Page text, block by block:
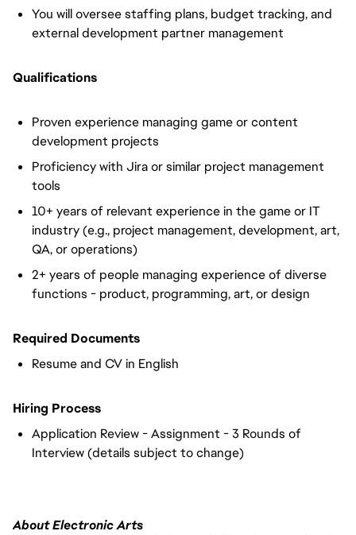
You will oversee staffing plans, budget tracking, and
external development partner management
Qualifications
Proven experience managing game or content
development projects
Proficiency with Jira or similar project management
tools
10+ years of relevant experience in the game or IT
industry (e.g., project management, development, art,
QA, or operations)
2+ years of people managing experience of diverse
functions - product, programming, art, or design
Required Documents
Resume and CV in English
Hiring Process
Application Review - Assignment - 3 Rounds of
Interview (details subject to change)
About Electronic Arts